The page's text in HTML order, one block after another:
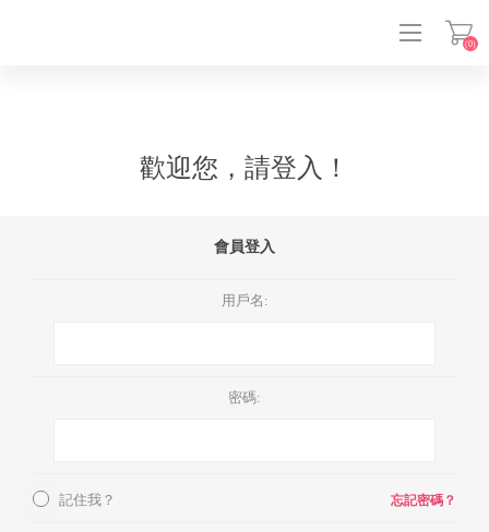
(0)
歡迎您，請登入！
會員登入
用戶名:
密碼:
記住我？ 忘記密碼？